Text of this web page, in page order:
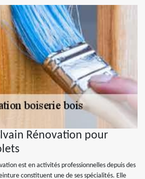
Rénovation pour
est en activités professionnelles depuis des
constituent une de ses spécialités. Elle